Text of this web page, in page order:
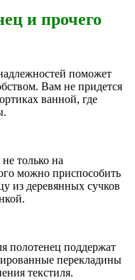
и прочего
поможет
Вам не придется
ванной, где
только на
можно приспособить
из деревянных сучков
полотенец поддержат
перекладины
текстиля.